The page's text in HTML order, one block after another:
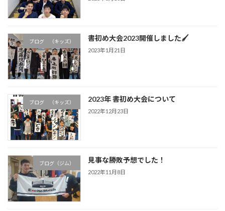
ブログ （キッズ） 書初め大会2023開催しました🖌
2023年1月21日
ブログ （キッズ） 2023年 書初め大会について
2022年12月23日
ブログ（ジム） 見事な勝敗予想でした！
2022年11月8日